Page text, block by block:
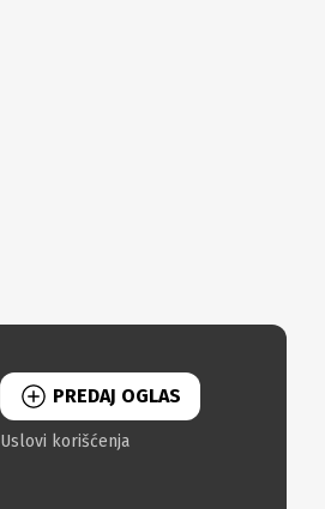
PREDAJ OGLAS
Uslovi korišćenja